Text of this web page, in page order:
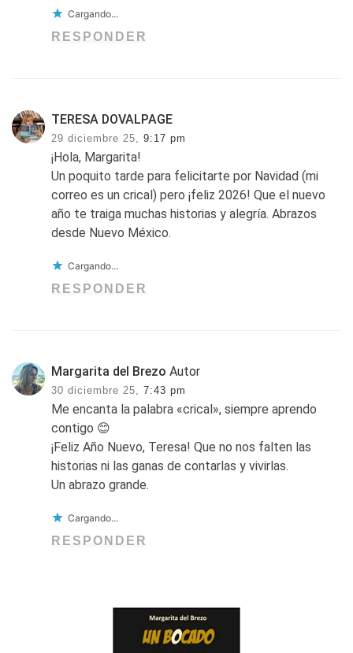
Cargando...
RESPONDER
TERESA DOVALPAGE
29 diciembre 25, 9:17 pm
¡Hola, Margarita!
Un poquito tarde para felicitarte por Navidad (mi
correo es un crical) pero ¡feliz 2026! Que el nuevo
año te traiga muchas historias y alegría. Abrazos
desde Nuevo México.
Cargando...
RESPONDER
Margarita del Brezo Autor
30 diciembre 25, 7:43 pm
Me encanta la palabra «crical», siempre aprendo
contigo 😊
¡Feliz Año Nuevo, Teresa! Que no nos falten las
historias ni las ganas de contarlas y vivirlas.
Un abrazo grande.
Cargando...
RESPONDER